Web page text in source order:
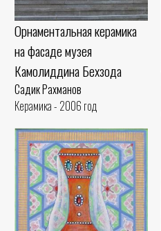
Орнаментальная керамика
на фасаде музея
Камолиддина Бехзода
Садик Рахманов
Керамика - 2006 год